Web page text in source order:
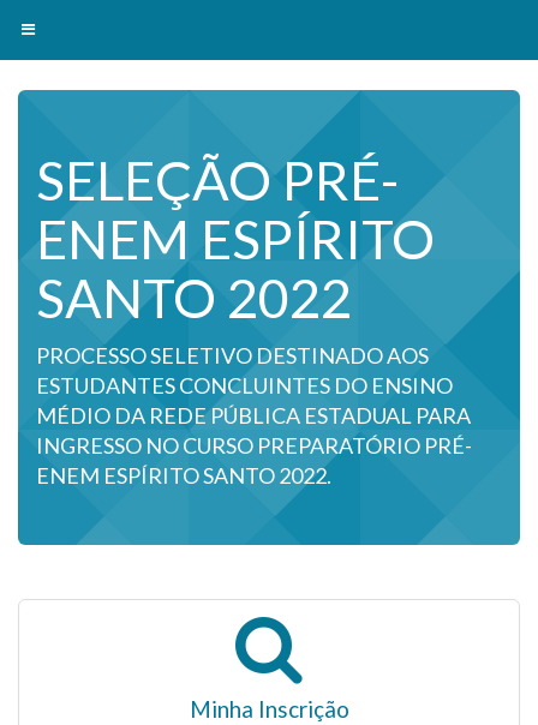
Toggle navigation
SELEÇÃO PRÉ-
ENEM ESPÍRITO
SANTO 2022
PROCESSO SELETIVO DESTINADO AOS
ESTUDANTES CONCLUINTES DO ENSINO
MÉDIO DA REDE PÚBLICA ESTADUAL PARA
INGRESSO NO CURSO PREPARATÓRIO PRÉ-
ENEM ESPÍRITO SANTO 2022.
Minha Inscrição